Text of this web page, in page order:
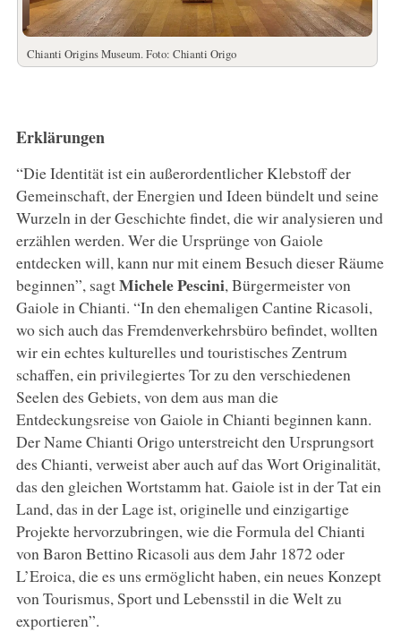
Chianti Origins Museum. Foto: Chianti Origo
Erklärungen
“Die Identität ist ein außerordentlicher Klebstoff der
Gemeinschaft, der Energien und Ideen bündelt und seine
Wurzeln in der Geschichte findet, die wir analysieren und
erzählen werden. Wer die Ursprünge von Gaiole
entdecken will, kann nur mit einem Besuch dieser Räume
beginnen”, sagtMichele Pescini, Bürgermeister von
Gaiole in Chianti. “In den ehemaligen Cantine Ricasoli,
wo sich auch das Fremdenverkehrsbüro befindet, wollten
wir ein echtes kulturelles und touristisches Zentrum
schaffen, ein privilegiertes Tor zu den verschiedenen
Seelen des Gebiets, von dem aus man die
Entdeckungsreise von Gaiole in Chianti beginnen kann.
Der Name Chianti Origo unterstreicht den Ursprungsort
des Chianti, verweist aber auch auf das Wort Originalität,
das den gleichen Wortstamm hat. Gaiole ist in der Tat ein
Land, das in der Lage ist, originelle und einzigartige
Projekte hervorzubringen, wie die Formula del Chianti
von Baron Bettino Ricasoli aus dem Jahr 1872 oder
L’Eroica, die es uns ermöglicht haben, ein neues Konzept
von Tourismus, Sport und Lebensstil in die Welt zu
exportieren”.